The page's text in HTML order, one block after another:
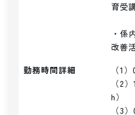
育受
・係
改善
勤務時間詳細
（1
（2
h）
（3